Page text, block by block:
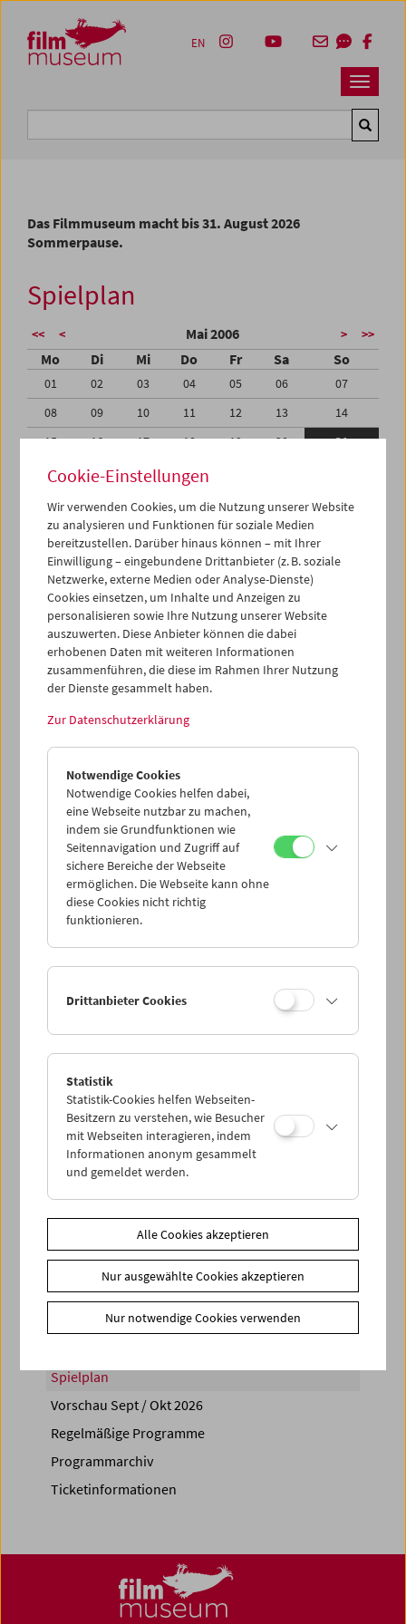
Zum Inhalt
Zum Hauptmenü
Zur Servicenavigation
Zum Suche
Navbar
EN
Das Filmmuseum macht bis 31. August 2026
Sommerpause.
Spielplan
<< < Mai 2006 > >>
Mo Di Mi Do Fr Sa So
01 02 03 04 05 06
07
08
09 10 11 12 13
14
15
16 17 18 19 20
21
22
23 24 25
29
31 02
04
05
06 07 08 09 10
iCalender
Programmheft-PDF
English language or subtitles
< Vorherige Woche
Mo 15.5.
Di 16.5.
Mi 17.5.
Do 18.5.
Sa 20.5.
PROGRAMM ÜBERBLICK
Share on
Spielplan
Vorschau Sept / Okt 2026
Regelmäßige Programme
Programmarchiv
Ticketinformationen
Cookie-Einstellungen
Wir verwenden Cookies, um die Nutzung unserer Website
zu analysieren und Funktionen für soziale Medien
bereitzustellen. Darüber hinaus können – mit Ihrer
Einwilligung – eingebundene Drittanbieter (z. B. soziale
Netzwerke, externe Medien oder Analyse-Dienste)
Cookies einsetzen, um Inhalte und Anzeigen zu
personalisieren sowie Ihre Nutzung unserer Website
auszuwerten. Diese Anbieter können die dabei
erhobenen Daten mit weiteren Informationen
zusammenführen, die diese im Rahmen Ihrer Nutzung
der Dienste gesammelt haben.
Zur Datenschutzerklärung
Notwendige Cookies
Notwendige Cookies helfen dabei,
eine Webseite nutzbar zu machen,
indem sie Grundfunktionen wie
Seitennavigation und Zugriff auf
sichere Bereiche der Webseite
ermöglichen. Die Webseite kann ohne
diese Cookies nicht richtig
funktionieren.
Drittanbieter Cookies
Statistik
Statistik-Cookies helfen Webseiten-
Besitzern zu verstehen, wie Besucher
mit Webseiten interagieren, indem
Informationen anonym gesammelt
und gemeldet werden.
Alle Cookies akzeptieren
Nur ausgewählte Cookies akzeptieren
Nur notwendige Cookies verwenden